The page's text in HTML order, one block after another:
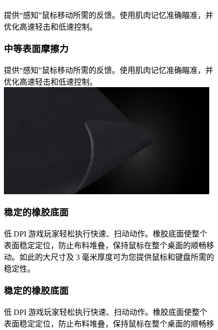
提供“感知”鼠标移动所需的反馈。使用肌肉记忆准确瞄准，并
优化高速轻击和低速控制。
中等表面摩擦力
提供“感知”鼠标移动所需的反馈。使用肌肉记忆准确瞄准，并
优化高速轻击和低速控制。
稳定的橡胶底面
低 DPI 游戏玩家轻松执行快速、扫动动作。橡胶底面使整个
表面稳定定位，防止布料堆叠，保持鼠标在整个桌面的顺畅移
动。如此的大尺寸及 3 毫米厚度可为您提供鼠标和键盘所需的
稳定性。
稳定的橡胶底面
低 DPI 游戏玩家轻松执行快速、扫动动作。橡胶底面使整个
表面稳定定位，防止布料堆叠，保持鼠标在整个桌面的顺畅移